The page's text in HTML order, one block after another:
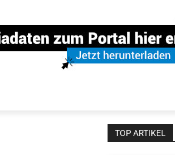
TOP ARTIKEL